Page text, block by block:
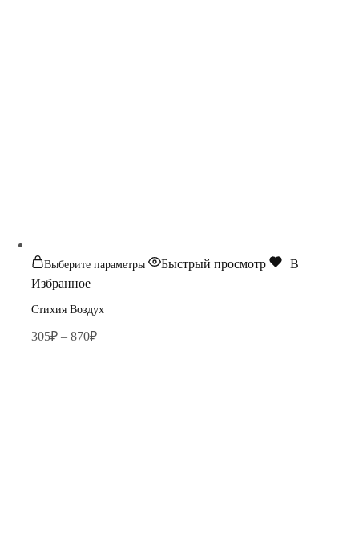
Выберите параметры Быстрый просмотр
В
Избранное
Стихия Воздух
305₽ – 870₽